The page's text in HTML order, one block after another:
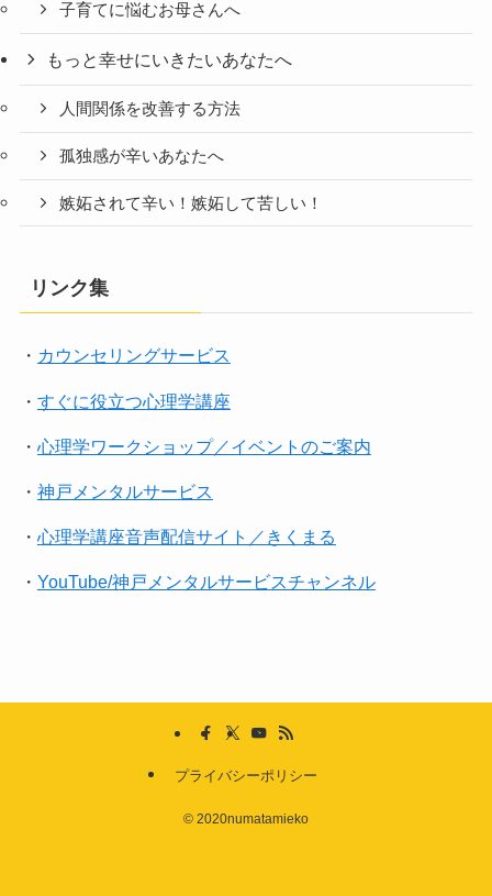
子育てに悩むお母さんへ
もっと幸せにいきたいあなたへ
人間関係を改善する方法
孤独感が辛いあなたへ
嫉妬されて辛い！嫉妬して苦しい！
リンク集
・ カウンセリングサービス
・ すぐに役立つ心理学講座
・ 心理学ワークショップ／イベントのご案内
・ 神戸メンタルサービス
・ 心理学講座音声配信サイト／きくまる
・ YouTube/神戸メンタルサービスチャンネル
プライバシーポリシー
© 2020numatamieko